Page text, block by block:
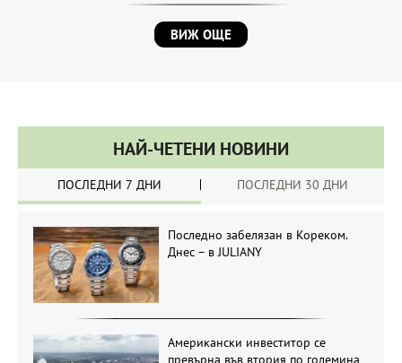
ВИЖ ОЩЕ
НАЙ-ЧЕТЕНИ НОВИНИ
ПОСЛЕДНИ 7 ДНИ ПОСЛЕДНИ 30 ДНИ
Последно забелязан в Кореком.
Днес – в JULIANY
Американски инвеститор се
превърна във втория по големина